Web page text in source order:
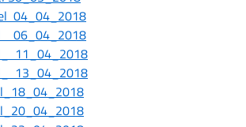
04_04_2018
06_04_2018
11_04_2018
13_04_2018